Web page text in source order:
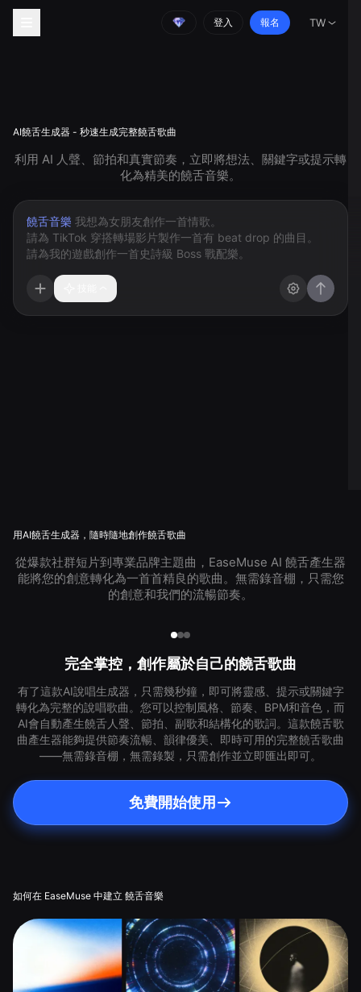
登入 報名 TW
AI饒舌生成器 - 秒速生成完整饒舌歌曲
利用 AI 人聲、節拍和真實節奏，立即將想法、關鍵字或提示轉
化為精美的饒舌音樂。
饒舌音樂
用AI饒舌生成器，隨時隨地創作饒舌歌曲
從爆款社群短片到專業品牌主題曲，EaseMuse AI 饒舌產生器
能將您的創意轉化為一首首精良的歌曲。無需錄音棚，只需您
的創意和我們的流暢節奏。
完全掌控，創作屬於自己的饒舌歌曲
有了這款AI說唱生成器，只需幾秒鐘，即可將靈感、提示或關鍵字
轉化為完整的說唱歌曲。您可以控制風格、節奏、BPM和音色，而
AI會自動產生饒舌人聲、節拍、副歌和結構化的歌詞。這款饒舌歌
曲產生器能夠提供節奏流暢、韻律優美、即時可用的完整饒舌歌曲
——無需錄音棚，無需錄製，只需創作並立即匯出即可。
免費開始使用
如何在 EaseMuse 中建立 饒舌音樂